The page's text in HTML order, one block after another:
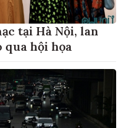
tại Hà Nội, lan
hội họa